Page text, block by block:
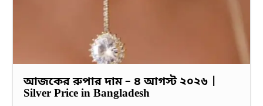
আজকের রুপার দাম – ৪ আগস্ট ২০২৬ |
Silver Price in Bangladesh